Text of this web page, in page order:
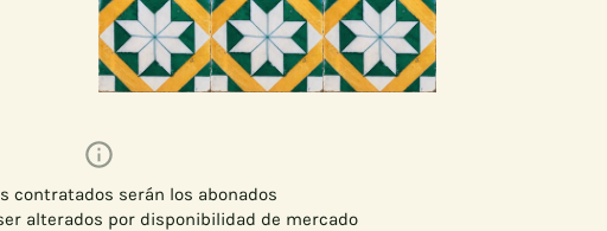
contratados serán los abonados
alterados por disponibilidad de mercado